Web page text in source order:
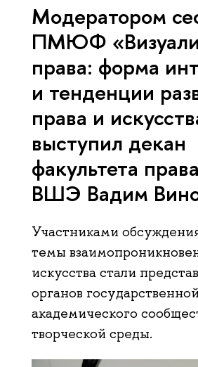
Модератором
ПМЮФ
права: форма
и тенденции
права и
выступил декан
факультета
ВШЭ Вадим
Участниками
темы
искусства стали
органов
академического
творческой среды.